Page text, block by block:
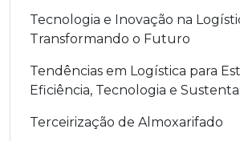
Tecnologia e Inovação na
Transformando o Futuro
Tendências em Logística para
Eficiência, Tecnologia e
Terceirização de Almoxarifado